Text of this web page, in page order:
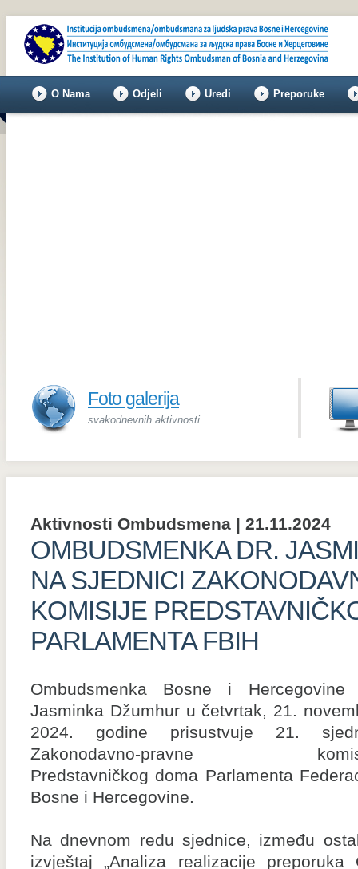
O Nama Odjeli Uredi Preporuke
Foto galerija
svakodnevnih aktivnosti...
Aktivnosti Ombudsmena | 21.11.2024
OMBUDSMENKA DR.
NA SJEDNICI
KOMISIJE
PARLAMENTA FBIH
Ombudsmenka Bosne i Hercegovine
Jasminka Džumhur u četvrtak, 21.
2024. godine prisustvuje 21.
Zakonodavno-pravne
Predstavničkog doma Parlamenta
Bosne i Hercegovine.
Na dnevnom redu sjednice, između
izvještaj „Analiza realizacije